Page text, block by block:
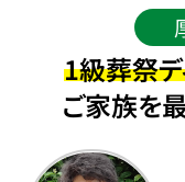
1級葬祭
ご家族を